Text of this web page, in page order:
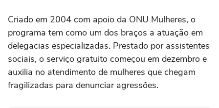
Criado em 2004 com apoio da ONU Mulheres, o
programa tem como um dos braços a atuação em
delegacias especializadas. Prestado por assistentes
sociais, o serviço gratuito começou em dezembro e
auxilia no atendimento de mulheres que chegam
fragilizadas para denunciar agressões.